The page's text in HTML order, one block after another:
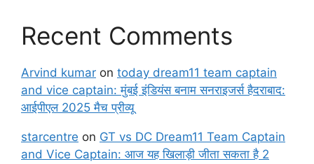
Recent Comments
Arvind kumar on today dream11 team captain
and vice captain: मुंबई इंडियंस बनाम सनराइजर्स हैदराबाद:
आईपीएल 2025 मैच प्रीव्यू
starcentre on GT vs DC Dream11 Team Captain
and Vice Captain: आज यह खिलाड़ी जीता सकता है 2